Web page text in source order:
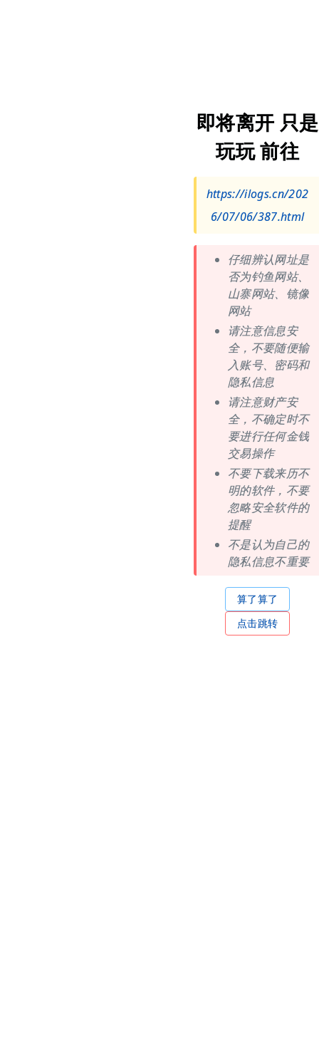
即将离开 只是
玩玩 前往
https://ilogs.cn/202
6/07/06/387.html
仔细辨认网址是
否为钓鱼网站、
山寨网站、镜像
网站
请注意信息安
全，不要随便输
入账号、密码和
隐私信息
请注意财产安
全，不确定时不
要进行任何金钱
交易操作
不要下载来历不
明的软件，不要
忽略安全软件的
提醒
不是认为自己的
隐私信息不重要
算了算了
点击跳转